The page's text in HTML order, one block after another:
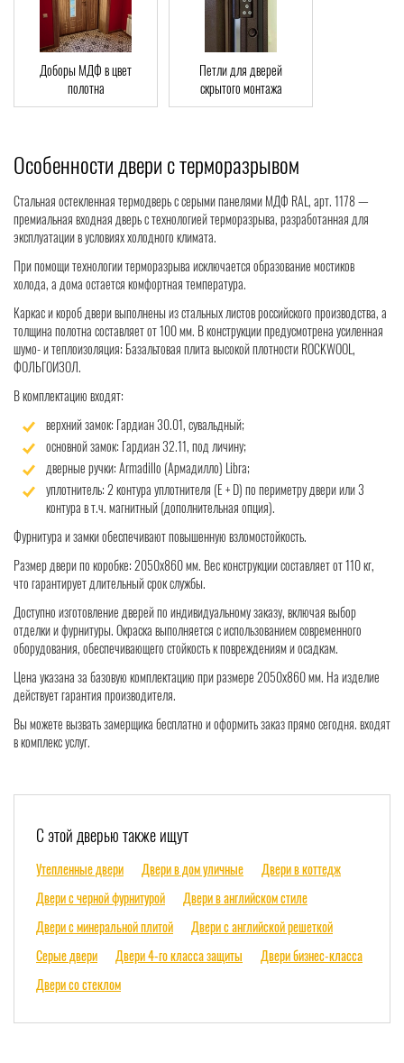
Доборы МДФ в цвет
полотна
Петли для дверей
скрытого монтажа
Особенности двери с терморазрывом
Стальная остекленная термодверь с серыми панелями МДФ RAL, арт. 1178 —
премиальная входная дверь с технологией терморазрыва, разработанная для
эксплуатации в условиях холодного климата.
При помощи технологии терморазрыва исключается образование мостиков
холода, а дома остается комфортная температура.
Каркас и короб двери выполнены из стальных листов российского производства, а
толщина полотна составляет от 100 мм. В конструкции предусмотрена усиленная
шумо- и теплоизоляция: Базальтовая плита высокой плотности ROCKWOOL,
ФОЛЬГОИЗОЛ.
В комплектацию входят:
верхний замок: Гардиан 30.01, сувальдный;
основной замок: Гардиан 32.11, под личину;
дверные ручки: Armadillo (Армадилло) Libra;
уплотнитель: 2 контура уплотнителя (Е + D) по периметру двери или 3
контура в т.ч. магнитный (дополнительная опция).
Фурнитура и замки обеспечивают повышенную взломостойкость.
Размер двери по коробке: 2050x860 мм. Вес конструкции составляет от 110 кг,
что гарантирует длительный срок службы.
Доступно изготовление дверей по индивидуальному заказу, включая выбор
отделки и фурнитуры. Окраска выполняется с использованием современного
оборудования, обеспечивающего стойкость к повреждениям и осадкам.
Цена указана за базовую комплектацию при размере 2050x860 мм. На изделие
действует гарантия производителя.
Вы можете вызвать замерщика бесплатно и оформить заказ прямо сегодня. входят
в комплекс услуг.
С этой дверью также ищут
Утепленные двери Двери в дом уличные
Двери в коттедж
Двери с черной фурнитурой
Двери в английском стиле
Двери с минеральной плитой
Двери с английской решеткой
Серые двери
Двери 4-го класса защиты
Двери бизнес-класса
Двери со стеклом